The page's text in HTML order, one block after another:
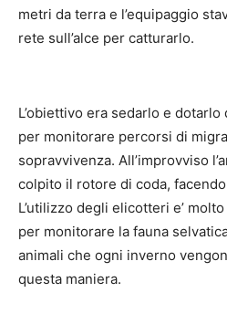
metri da terra e l’equipaggio
rete sull’alce per catturarlo.
L’obiettivo era sedarlo e
per monitorare percorsi di
sopravvivenza. All’improvviso
colpito il rotore di coda,
L’utilizzo degli elicotteri e’
per monitorare la fauna
animali che ogni inverno
questa maniera.